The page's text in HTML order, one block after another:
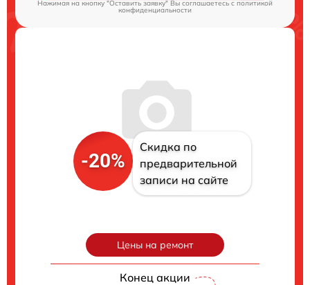
Нажимая на кнопку "Оставить заявку" Вы соглашаетесь cполитикой
конфиденциальности
-20%
Скидка по
предварительной
записи на сайте
Цены на ремонт
Конец акции